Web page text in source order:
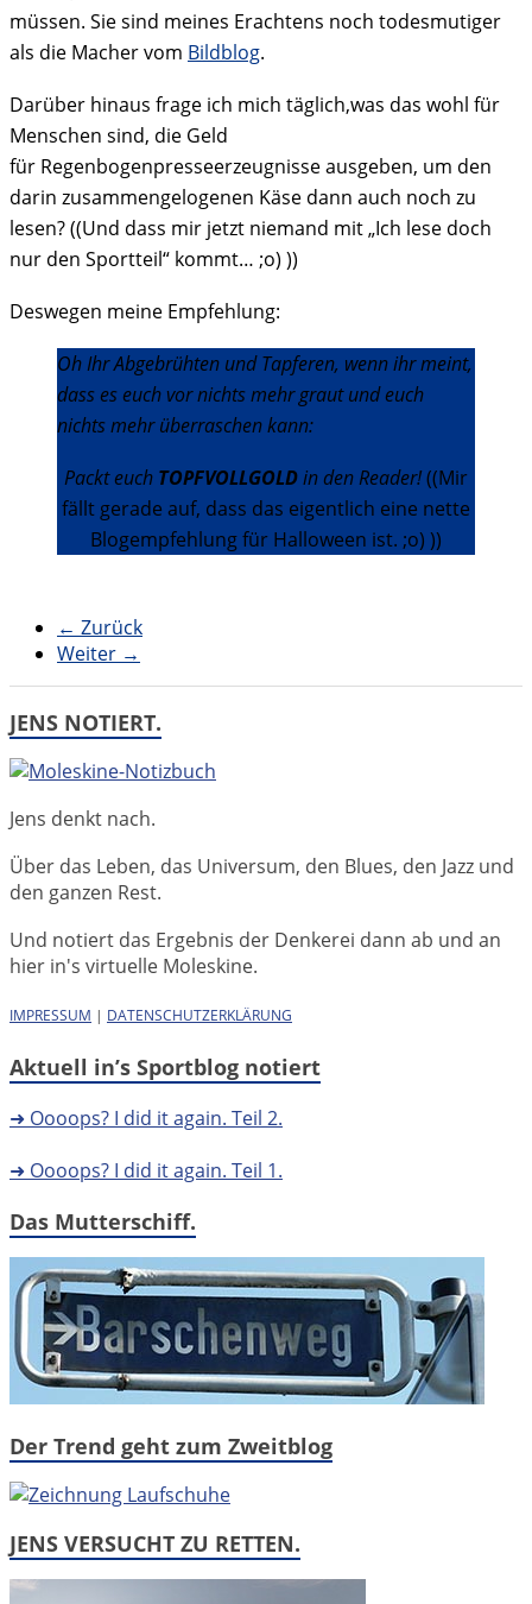
müssen. Sie sind meines Erachtens noch todesmutiger
als die Macher vom Bildblog.
Darüber hinaus frage ich mich täglich,was das wohl für
Menschen sind, die Geld
für Regenbogenpresseerzeugnisse ausgeben, um den
darin zusammengelogenen Käse dann auch noch zu
lesen? ((Und dass mir jetzt niemand mit „Ich lese doch
nur den Sportteil“ kommt… ;o) ))
Deswegen meine Empfehlung:
Oh Ihr Abgebrühten und Tapferen, wenn ihr meint,
dass es euch vor nichts mehr graut und euch
nichts mehr überraschen kann:
Packt euch TOPFVOLLGOLDin den Reader!((Mir
fällt gerade auf, dass das eigentlich eine nette
Blogempfehlung für Halloween ist. ;o) ))
← Zurück
Weiter →
JENS NOTIERT.
Jens denkt nach.
Über das Leben, das Universum, den Blues, den Jazz und
den ganzen Rest.
Und notiert das Ergebnis der Denkerei dann ab und an
hier in's virtuelle Moleskine.
IMPRESSUM | DATENSCHUTZERKLÄRUNG
Aktuell in’s Sportblog notiert
➜ Oooops? I did it again. Teil 2.
➜ Oooops? I did it again. Teil 1.
Das Mutterschiff.
Der Trend geht zum Zweitblog
JENS VERSUCHT ZU RETTEN.